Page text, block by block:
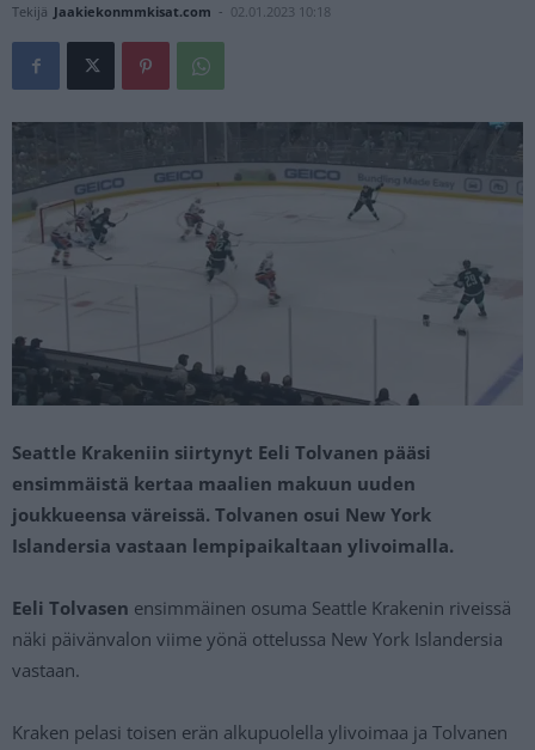
Tekijä Jaakiekonmmkisat.com - 02.01.2023 10:18
Seattle Krakeniin siirtynyt Eeli Tolvanen pääsi
ensimmäistä kertaa maalien makuun uuden
joukkueensa väreissä. Tolvanen osui New York
Islandersia vastaan lempipaikaltaan ylivoimalla.
Eeli Tolvasen ensimmäinen osuma Seattle Krakenin riveissä
näki päivänvalon viime yönä ottelussa New York Islandersia
vastaan.
Kraken pelasi toisen erän alkupuolella ylivoimaa ja Tolvanen